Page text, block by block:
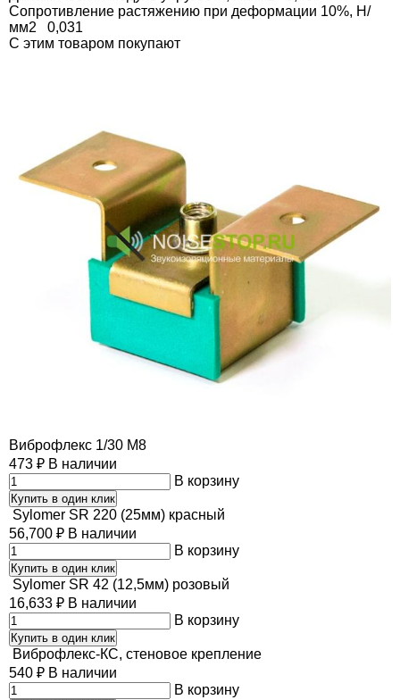
Сопротивление растяжению при деформации 10%, Н/
мм2 0,031
C этим товаром покупают
Виброфлекс 1/30 М8
473 ₽ В наличии
В корзину
Купить в один клик
Sylomer SR 220 (25мм) красный
56,700 ₽ В наличии
В корзину
Купить в один клик
Sylomer SR 42 (12,5мм) розовый
16,633 ₽ В наличии
В корзину
Купить в один клик
Виброфлекс-КС, стеновое крепление
540 ₽ В наличии
В корзину